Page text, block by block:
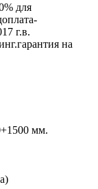
для
г.в.
на
мм.